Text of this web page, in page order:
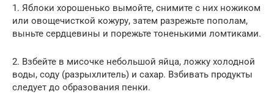
1. Яблоки хорошенько вымойте, снимите с них ножиком
или овощечисткой кожуру, затем разрежьте пополам,
выньте сердцевины и порежьте тоненькими ломтиками.
2. Взбейте в мисочке небольшой яйца, ложку холодной
воды, соду (разрыхлитель) и сахар. Взбивать продукты
следует до образования пенки.